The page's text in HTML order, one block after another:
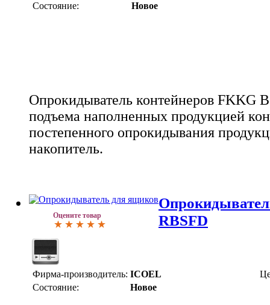
Состояние:
Новое
Опрокидыватель контейнеров FKKG
подъема наполненных продукцией
постепенного опрокидывания
накопитель.
Оцените товар
RBSFD
Фирма-производитель: ICOEL
Состояние:
Новое